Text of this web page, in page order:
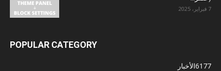
7 فبراير، 2025
POPULAR CATEGORY
الأخبار6177